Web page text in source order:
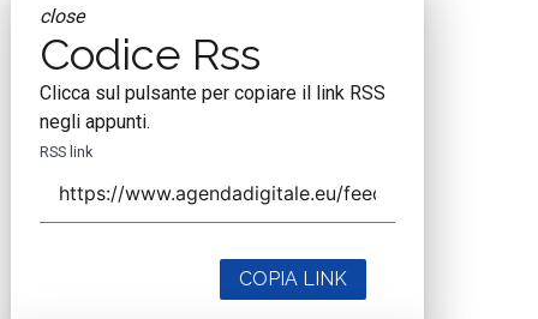
close
Codice Rss
Clicca sul pulsante per copiare il link RSS
negli appunti.
RSS link
COPIA LINK